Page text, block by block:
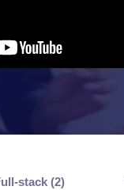
stack (2)